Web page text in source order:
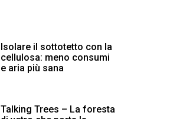
Isolare il sottotetto con la
cellulosa: meno consumi
e aria più sana
Talking Trees – La foresta